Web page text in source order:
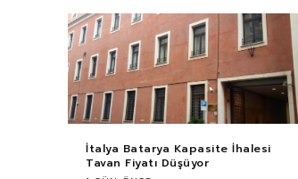
İtalya Batarya Kapasite İhalesi
Tavan Fiyatı Düşüyor